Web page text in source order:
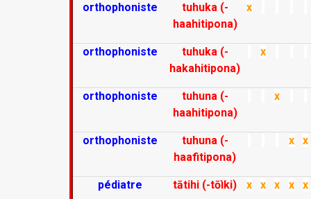
orthophoniste
tuhuka (-
haahitipona)
x
orthophoniste
tuhuka (-
hakahitipona)
x
orthophoniste
tuhuna (-
haahitipona)
x
orthophoniste
tuhuna (-
haafitipona)
x x
pédiatre tātihi (-tōìki) x x x x x